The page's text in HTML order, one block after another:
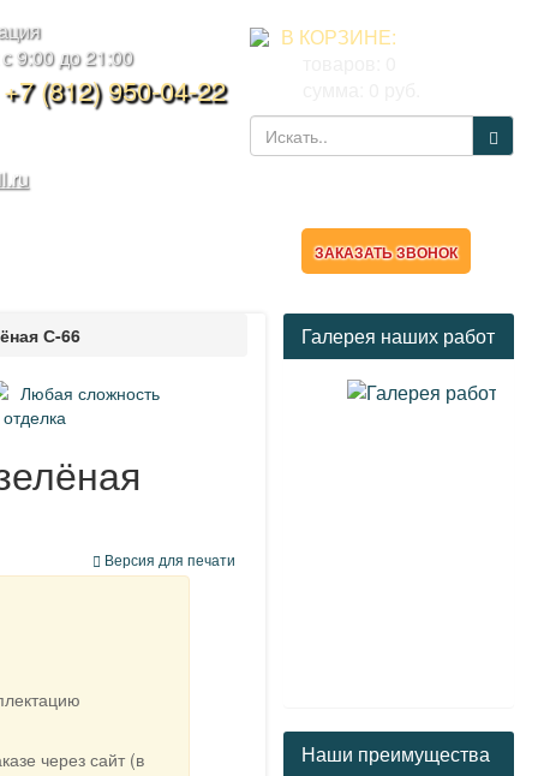
9:00 до 21:00
+7 (812) 950-04-22
В КОРЗИНЕ:
ЗАКАЗАТЬ ЗВОНОК
С-66
Любая сложность
Версия для печати
через сайт (в
Галерея наших работ
Наши преимущества